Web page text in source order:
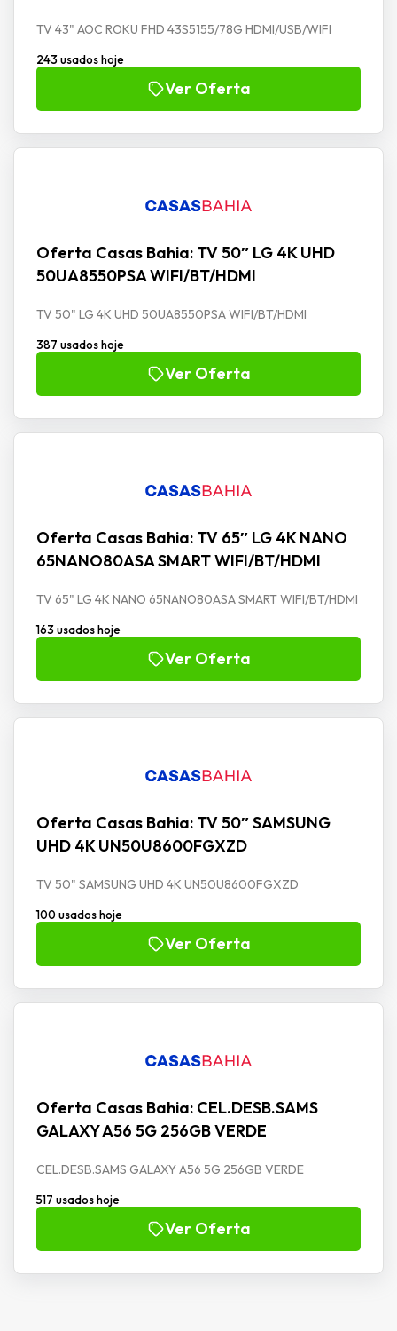
TV 43" AOC ROKU FHD 43S5155/78G HDMI/USB/WIFI
243 usados hoje
Ver Oferta
Oferta Casas Bahia: TV 50″ LG 4K UHD
50UA8550PSA WIFI/BT/HDMI
TV 50" LG 4K UHD 50UA8550PSA WIFI/BT/HDMI
387 usados hoje
Ver Oferta
Oferta Casas Bahia: TV 65″ LG 4K NANO
65NANO80ASA SMART WIFI/BT/HDMI
TV 65" LG 4K NANO 65NANO80ASA SMART WIFI/BT/HDMI
163 usados hoje
Ver Oferta
Oferta Casas Bahia: TV 50″ SAMSUNG
UHD 4K UN50U8600FGXZD
TV 50" SAMSUNG UHD 4K UN50U8600FGXZD
100 usados hoje
Ver Oferta
Oferta Casas Bahia: CEL.DESB.SAMS
GALAXY A56 5G 256GB VERDE
CEL.DESB.SAMS GALAXY A56 5G 256GB VERDE
517 usados hoje
Ver Oferta